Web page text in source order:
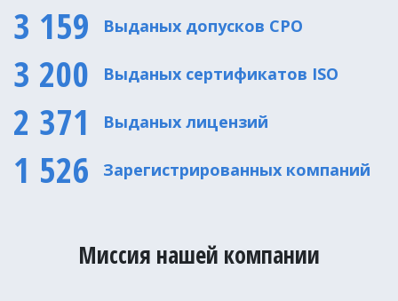
3 159 Выданых допусков CPO
3 200 Выданых сертификатов ISO
2 371 Выданых лицензий
1 526 Зарегистрированных компаний
Миссия нашей компании